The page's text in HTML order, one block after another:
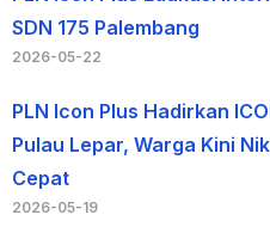
SDN 175 Palembang
2026-05-22
PLN Icon Plus Hadirkan
Pulau Lepar, Warga Kini
Cepat
2026-05-19